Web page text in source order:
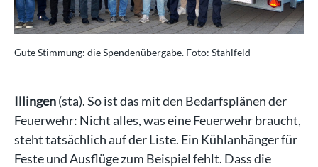
Gute Stimmung: die Spendenübergabe. Foto: Stahlfeld
Illingen(sta). So ist das mit den Bedarfsplänen der
Feuerwehr: Nicht alles, was eine Feuerwehr braucht,
steht tatsächlich auf der Liste. Ein Kühlanhänger für
Feste und Ausflüge zum Beispiel fehlt. Dass die